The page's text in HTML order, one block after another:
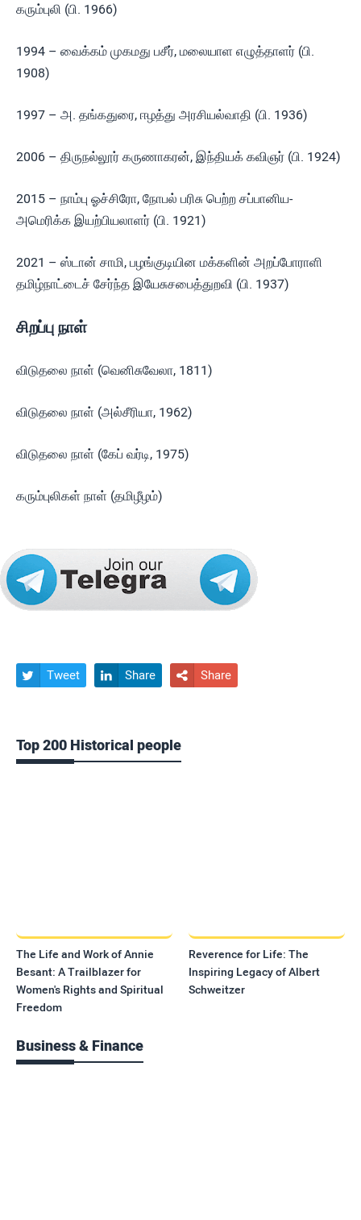
கரும்புலி (பி. 1966)
1994 – வைக்கம் முகமது பசீர், மலையாள எழுத்தாளர் (பி.
1908)
1997 – அ. தங்கதுரை, ஈழத்து அரசியல்வாதி (பி. 1936)
2006 – திருநல்லூர் கருணாகரன், இந்தியக் கவிஞர் (பி. 1924)
2015 – நாம்பு ஓச்சிரோ, நோபல் பரிசு பெற்ற சப்பானிய-
அமெரிக்க இயற்பியலாளர் (பி. 1921)
2021 – ஸ்டான் சாமி, பழங்குடியின மக்களின் அறப்போராளி
தமிழ்நாட்டைச் சேர்ந்த இயேசுசபைத்துறவி (பி. 1937)
சிறப்பு நாள்
விடுதலை நாள் (வெனிசுவேலா, 1811)
விடுதலை நாள் (அல்சீரியா, 1962)
விடுதலை நாள் (கேப் வர்டி, 1975)
கரும்புலிகள் நாள் (தமிழீழம்)
 Tweet  Share  Share
Top 200 Historical people
The Life and Work of Annie
Besant: A Trailblazer for
Women's Rights and Spiritual
Freedom
Reverence for Life: The
Inspiring Legacy of Albert
Schweitzer
Business & Finance